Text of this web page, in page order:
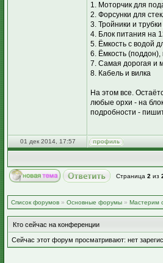
1. Моторчик для
2. Форсунки для
3. Тройники и
4. Блок питания на
5. Ёмкость с водой
6. Ёмкость
7. Самая дорогая и
8. Кабель и вилка
На этом все.
любые орхи - на
подробности -
01 дек 2014, 17:57
Страница 2 из
Список форумов » Основные форумы » Мастерим
Кто сейчас на конференции
Сейчас этот форум просматривают: нет